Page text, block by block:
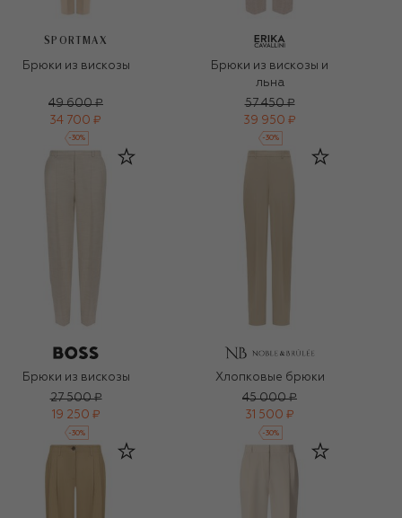
SPORTMAX
Брюки из вискозы
49 600 ₽
34 700 ₽
-30%
Брюки из вискозы и
льна
57 450 ₽
39 950 ₽
-30%
Брюки из вискозы
27 500 ₽
19 250 ₽
-30%
Хлопковые брюки
45 000 ₽
31 500 ₽
-30%